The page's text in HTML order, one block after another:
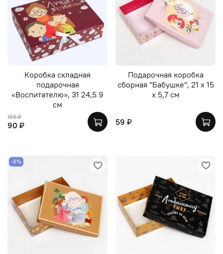
Коробка складная
подарочная
«Воспитателю», 31 24,5 9
см
109 ₽
90 ₽
Подарочная коробка
сборная "Бабушке", 21 х 15
х 5,7 см
59 ₽
-9%